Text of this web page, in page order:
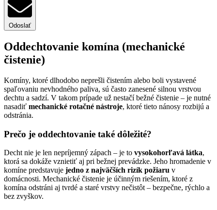
Odoslať
Oddechtovanie komína (mechanické
čistenie)
Komíny, ktoré dlhodobo neprešli čistením alebo boli vystavené
spaľovaniu nevhodného paliva, sú často zanesené silnou vrstvou
dechtu a sadzí. V takom prípade už nestačí bežné čistenie – je nutné
nasadiť mechanické rotačné nástroje, ktoré tieto nánosy rozbijú a
odstránia.
Prečo je oddechtovanie také dôležité?
Decht nie je len nepríjemný zápach – je to vysokohorľavá látka,
ktorá sa dokáže vznietiť aj pri bežnej prevádzke. Jeho hromadenie v
komíne predstavuje jedno z najväčších rizík požiaru v
domácnosti. Mechanické čistenie je účinným riešením, ktoré z
komína odstráni aj tvrdé a staré vrstvy nečistôt – bezpečne, rýchlo a
bez zvyškov.